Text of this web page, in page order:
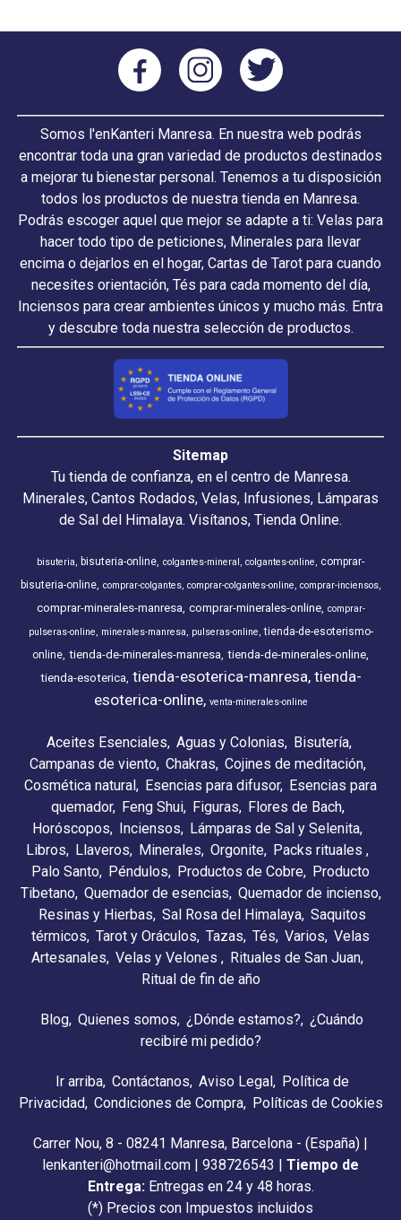
Somos l'enKanteri Manresa. En nuestra web podrás
encontrar toda una gran variedad de productos destinados
a mejorar tu bienestar personal. Tenemos a tu disposición
todos los productos de nuestra tienda en Manresa.
Podrás escoger aquel que mejor se adapte a ti: Velas para
hacer todo tipo de peticiones, Minerales para llevar
encima o dejarlos en el hogar, Cartas de Tarot para cuando
necesites orientación, Tés para cada momento del día,
Inciensos para crear ambientes únicos y mucho más. Entra
y descubre toda nuestra selección de productos.
Sitemap
Tu tienda de confianza, en el centro de Manresa.
Minerales, Cantos Rodados, Velas, Infusiones, Lámparas
de Sal del Himalaya. Visítanos, Tienda Online.
bisuteria bisuteria-online colgantes-mineral colgantes-online
comprar-
bisuteria-online comprar-colgantes comprar-colgantes-online comprar-inciensos
comprar-minerales-manresa comprar-minerales-online comprar-
pulseras-online
minerales-manresa pulseras-online tienda-de-esoterismo-
online tienda-de-minerales-manresa tienda-de-minerales-online
tienda-esoterica tienda-esoterica-manresa tienda-
esoterica-online venta-minerales-online
Aceites Esenciales Aguas y Colonias
Bisutería
Campanas de viento Chakras Cojines de meditación
Cosmética natural Esencias para difusor Esencias para
quemador
Feng Shui Figuras
Flores de Bach
Horóscopos
Inciensos
Lámparas de Sal y Selenita
Libros
Llaveros Minerales Orgonite Packs rituales
Palo Santo Péndulos Productos de Cobre Producto
Tibetano Quemador de esencias Quemador de incienso
Resinas y Hierbas Sal Rosa del Himalaya Saquitos
térmicos Tarot y Oráculos Tazas Tés Varios Velas
Artesanales Velas y Velones
Rituales de San Juan
Ritual de fin de año
Blog Quienes somos ¿Dónde estamos?
¿Cuándo
recibiré mi pedido?
Ir arriba Contáctanos Aviso Legal
Política de
Privacidad Condiciones de Compra Políticas de Cookies
Carrer Nou, 8 - 08241 Manresa, Barcelona - (España) |
lenkanteri@hotmail.com | 938726543 | Tiempo de
Entrega: Entregas en 24 y 48 horas.
(*) Precios con Impuestos incluidos